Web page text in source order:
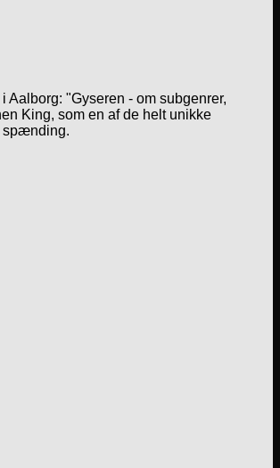
"Gyseren - om subgenrer,
King, som en af de helt unikke
spænding.